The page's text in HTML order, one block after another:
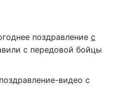
поздравление с
с передовой бойцы
видео с